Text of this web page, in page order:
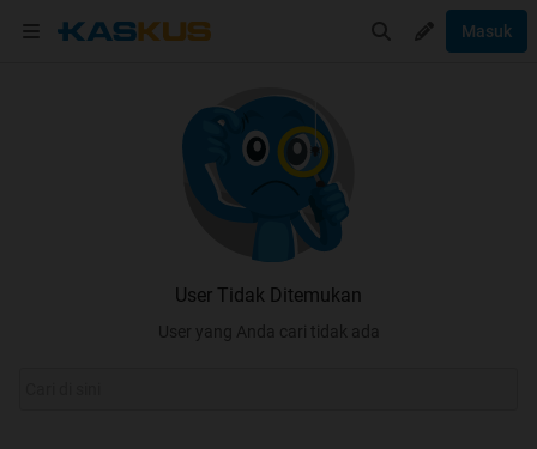
Masuk
User Tidak Ditemukan
User yang Anda cari tidak ada